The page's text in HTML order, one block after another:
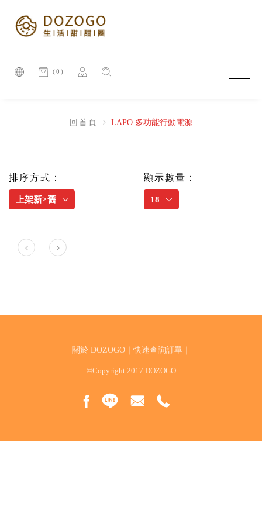
(0)
回首頁 LAPO 多功能行動電源
排序方式：
上架新>舊
顯示數量：
18
Prev Next
關於 DOZOGO｜快速查詢訂單｜
©Copyright 2017 DOZOGO